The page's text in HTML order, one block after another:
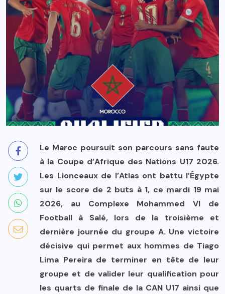
Le Maroc poursuit son parcours sans faute
à la Coupe d’Afrique des Nations U17 2026.
Les Lionceaux de l’Atlas ont battu l’Égypte
sur le score de 2 buts à 1, ce mardi 19 mai
2026, au Complexe Mohammed VI de
Football à Salé, lors de la troisième et
dernière journée du groupe A. Une victoire
décisive qui permet aux hommes de Tiago
Lima Pereira de terminer en tête de leur
groupe et de valider leur qualification pour
les quarts de finale de la CAN U17 ainsi que